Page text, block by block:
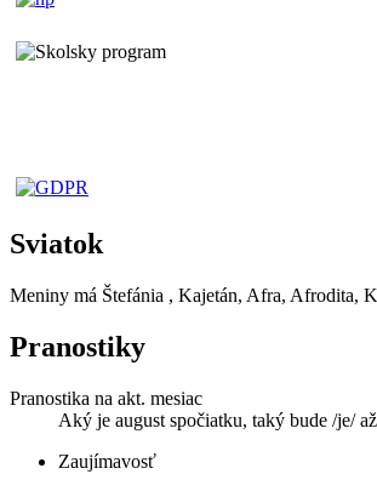
Sviatok
Meniny má Štefánia , Kajetán, Afra, Afrodita,
Pranostiky
Pranostika na akt. mesiac
Aký je august spočiatku, taký bude /je/
Zaujímavosť